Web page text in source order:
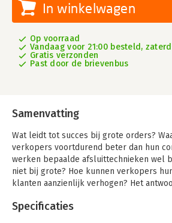
In winkelwagen
Op voorraad
Vandaag voor 21:00 besteld,
Gratis verzonden
Past door de brievenbus
Samenvatting
Wat leidt tot succes bij grote orders?
verkopers voortdurend beter dan hun
werken bepaalde afsluittechnieken wel
niet bij grote? Hoe kunnen verkopers
klanten aanzienlijk verhogen? Het
Twaalf jaar onderzoek heeft geleid tot
Specificaties